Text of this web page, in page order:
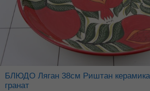
БЛЮДО Ляган 38см Риштан керамика серия Мехроб
гранат